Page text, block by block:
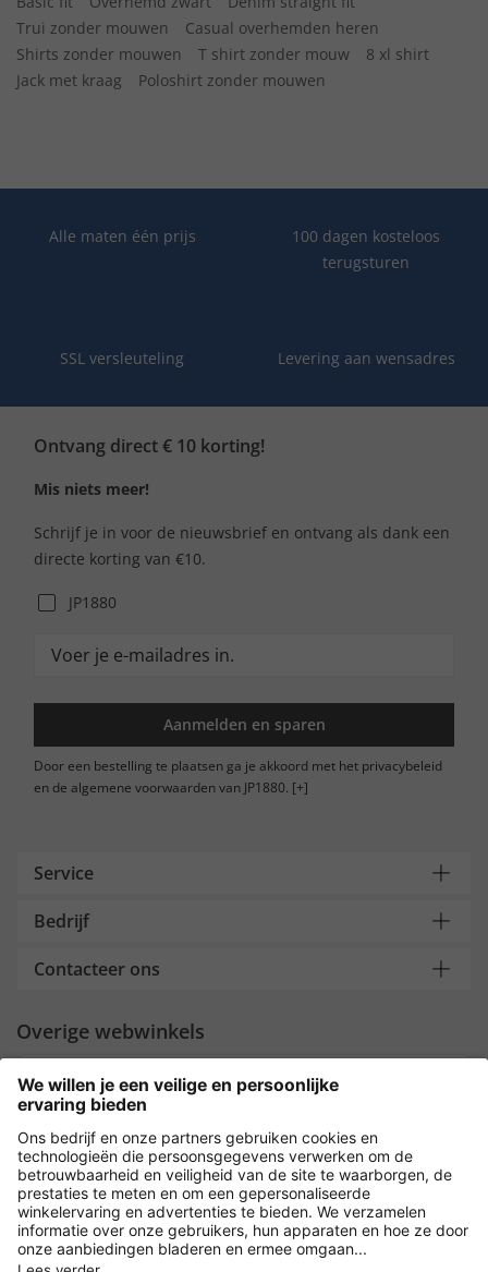
Trui zonder mouwen
Casual overhemden heren
Shirts zonder mouwen
T shirt zonder mouw
8 xl shirt
Jack met kraag
Poloshirt zonder mouwen
Alle maten één prijs
100 dagen kosteloos
terugsturen
SSL versleuteling Levering aan wensadres
Ontvang direct € 10 korting!
Mis niets meer!
Schrijf je in voor de nieuwsbrief en ontvang als dank een
directe korting van €10.
JP1880
Aanmelden en sparen
Door een bestelling te plaatsen ga je akkoord met het privacybeleid
en de algemene voorwaarden van JP1880. [+]
Service
Bedrijf
Contacteer ons
Overige webwinkels
Nederland
Payment and Delivery
Versleuteling met